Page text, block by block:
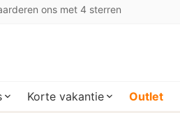
ons met 4 sterren
Korte vakantie Outlet